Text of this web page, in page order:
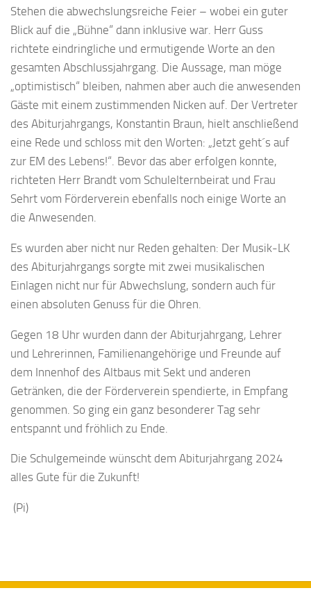
Stehen die abwechslungsreiche Feier – wobei ein guter
Blick auf die „Bühne“ dann inklusive war. Herr Guss
richtete eindringliche und ermutigende Worte an den
gesamten Abschlussjahrgang. Die Aussage, man möge
„optimistisch“ bleiben, nahmen aber auch die anwesenden
Gäste mit einem zustimmenden Nicken auf. Der Vertreter
des Abiturjahrgangs, Konstantin Braun, hielt anschließend
eine Rede und schloss mit den Worten: „Jetzt geht´s auf
zur EM des Lebens!“. Bevor das aber erfolgen konnte,
richteten Herr Brandt vom Schulelternbeirat und Frau
Sehrt vom Förderverein ebenfalls noch einige Worte an
die Anwesenden.
Es wurden aber nicht nur Reden gehalten: Der Musik-LK
des Abiturjahrgangs sorgte mit zwei musikalischen
Einlagen nicht nur für Abwechslung, sondern auch für
einen absoluten Genuss für die Ohren.
Gegen 18 Uhr wurden dann der Abiturjahrgang, Lehrer
und Lehrerinnen, Familienangehörige und Freunde auf
dem Innenhof des Altbaus mit Sekt und anderen
Getränken, die der Förderverein spendierte, in Empfang
genommen. So ging ein ganz besonderer Tag sehr
entspannt und fröhlich zu Ende.
Die Schulgemeinde wünscht dem Abiturjahrgang 2024
alles Gute für die Zukunft!
(Pi)